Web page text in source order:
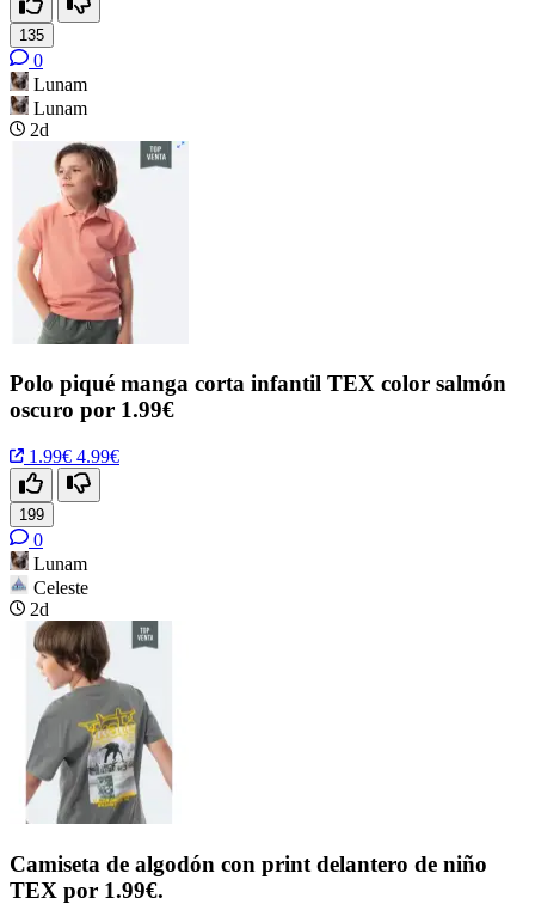
135
0
Lunam
Lunam
2d
Polo piqué manga corta infantil TEX color salmón
oscuro por 1.99€
1.99€ 4.99€
199
0
Lunam
Celeste
2d
Camiseta de algodón con print delantero de niño
TEX por 1.99€.